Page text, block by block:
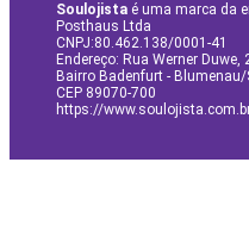
Soulojista é uma marca da
Posthaus Ltda
CNPJ:80.462.138/0001-41
Endereço: Rua Werner Duwe,
Bairro Badenfurt - Blumenau/
CEP 89070-700
https://